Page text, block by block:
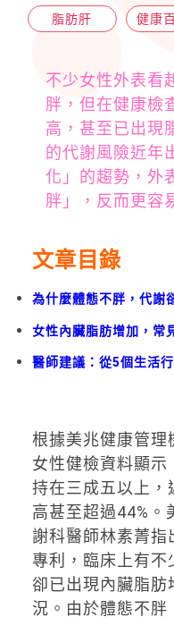
脂肪肝 健康
不少女性外表看
胖，但在健康檢
高，甚至已出現
的代謝風險近年
化」的趨勢，外
胖」，反而更容
文章目錄
為什麼體態不胖，代謝
女性內臟脂肪增加，常
醫師建議：從5個生活
根據美兆健康管
女性健檢資料顯示
持在三成五以上，
高甚至超過44%。
謝科醫師林素菁指
專利，臨床上有不
卻已出現內臟脂肪
況。由於體態不胖